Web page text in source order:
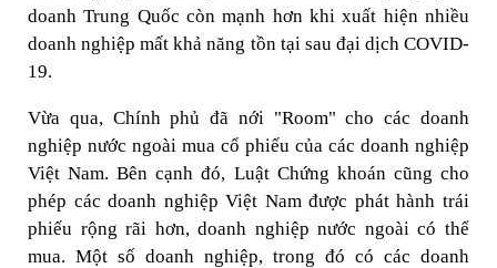
doanh Trung Quốc còn mạnh hơn khi xuất hiện nhiều
doanh nghiệp mất khả năng tồn tại sau đại dịch COVID-
19.
Vừa qua, Chính phủ đã nới "Room" cho các doanh
nghiệp nước ngoài mua cổ phiếu của các doanh nghiệp
Việt Nam. Bên cạnh đó, Luật Chứng khoán cũng cho
phép các doanh nghiệp Việt Nam được phát hành trái
phiếu rộng rãi hơn, doanh nghiệp nước ngoài có thể
mua. Một số doanh nghiệp, trong đó có các doanh